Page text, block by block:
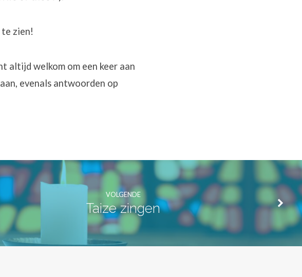
te zien!
altijd welkom om een keer aan
evenals antwoorden op
VOLGENDE
Taize zingen